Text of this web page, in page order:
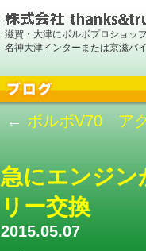
滋賀・大津にボルボプロショッ
名神大津インターまたは京滋バ
← ボルボV70 ア
急にエンジ
リー交換
2015.05.07